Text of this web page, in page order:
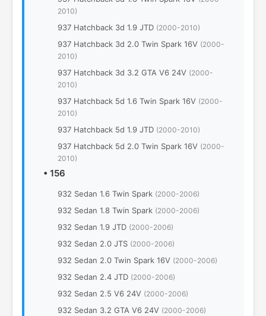
2010)
937 Hatchback 3d 1.9 JTD (2000-2010)
937 Hatchback 3d 2.0 Twin Spark 16V (2000-
2010)
937 Hatchback 3d 3.2 GTA V6 24V (2000-
2010)
937 Hatchback 5d 1.6 Twin Spark 16V (2000-
2010)
937 Hatchback 5d 1.9 JTD (2000-2010)
937 Hatchback 5d 2.0 Twin Spark 16V (2000-
2010)
• 156
932 Sedan 1.6 Twin Spark (2000-2006)
932 Sedan 1.8 Twin Spark (2000-2006)
932 Sedan 1.9 JTD (2000-2006)
932 Sedan 2.0 JTS (2000-2006)
932 Sedan 2.0 Twin Spark 16V (2000-2006)
932 Sedan 2.4 JTD (2000-2006)
932 Sedan 2.5 V6 24V (2000-2006)
932 Sedan 3.2 GTA V6 24V (2000-2006)